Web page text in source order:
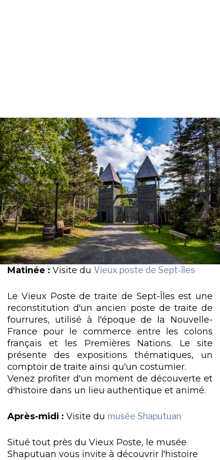
Matinée : Visite du Vieux poste de Sept-îles
Le Vieux Poste de traite de Sept-Îles est une
reconstitution d'un ancien poste de traite de
fourrures, utilisé à l'époque de la Nouvelle-
France pour le commerce entre les colons
français et les Premières Nations. Le site
présente des expositions thématiques, un
comptoir de traite ainsi qu'un costumier.
Venez profiter d'un moment de découverte et
d'histoire dans un lieu authentique et animé.
Après-midi : Visite du musée Shaputuan
Situé tout près du Vieux Poste, le musée
Shaputuan vous invite à découvrir l'histoire